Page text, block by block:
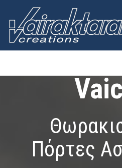
Πόρτες